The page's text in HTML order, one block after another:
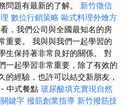
問題有最新的了解。 新竹徵信
數位行銷策略 歐式料理外燴方
，我們公司與全國最知名的房
重要。 我與與我們一起學習的
生保持著非常良好的關係。 對
一起學習非常重要，除了有效的
的經驗，也許可以結交新朋友，
中式餐點 玻尿酸填充實現自然
鍵字 撥筋創業指導 新竹撥筋技